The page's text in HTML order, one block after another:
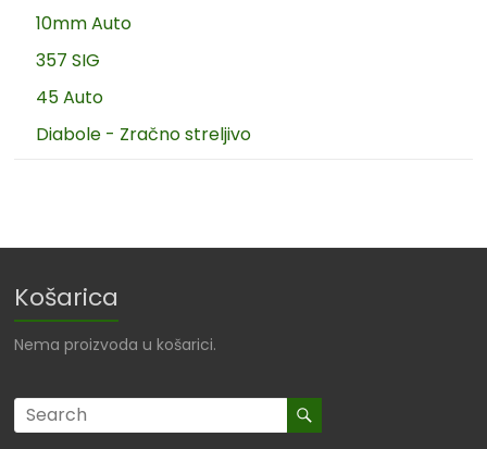
10mm Auto
357 SIG
45 Auto
Diabole - Zračno streljivo
Košarica
Nema proizvoda u košarici.